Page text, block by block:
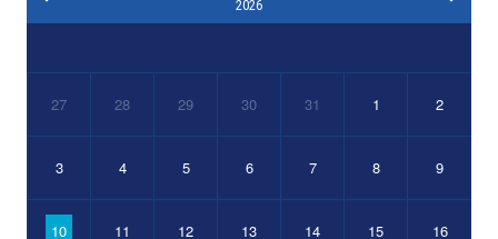
2026
27 28 29 30 31 1 2
3 4 5 6 7 8 9
10 11 12 13 14 15 16